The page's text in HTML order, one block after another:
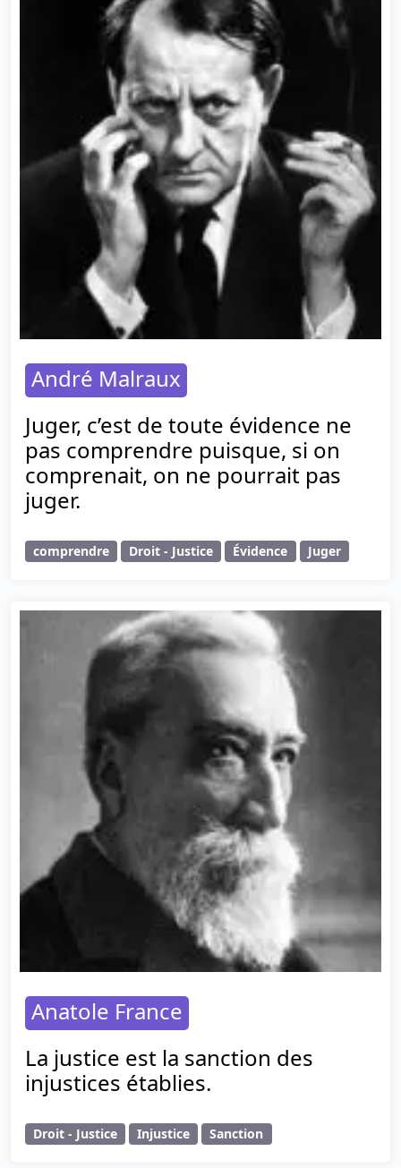
André Malraux
Juger, c’est de toute évidence ne
pas comprendre puisque, si on
comprenait, on ne pourrait pas
juger.
comprendre Droit - Justice Évidence Juger
Anatole France
La justice est la sanction des
injustices établies.
Droit - Justice Injustice Sanction